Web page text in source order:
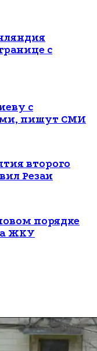
с
с
пишут СМИ
второго
Резаи
порядке
ЖКУ